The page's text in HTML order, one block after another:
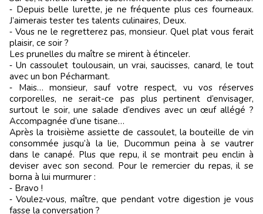
‑ Depuis belle lurette, je ne fréquente plus ces fourneaux.
J’aimerais tester tes talents culinaires, Deux.
‑ Vous ne le regretterez pas, monsieur. Quel plat vous ferait
plaisir, ce soir ?
Les prunelles du maître se mirent à étinceler.
‑ Un cassoulet toulousain, un vrai, saucisses, canard, le tout
avec un bon Pécharmant.
‑ Mais… monsieur, sauf votre respect, vu vos réserves
corporelles, ne serait-ce pas plus pertinent d’envisager,
surtout le soir, une salade d’endives avec un œuf allégé ?
Accompagnée d’une tisane…
Après la troisième assiette de cassoulet, la bouteille de vin
consommée jusqu’à la lie, Ducommun peina à se vautrer
dans le canapé. Plus que repu, il se montrait peu enclin à
deviser avec son second. Pour le remercier du repas, il se
borna à lui murmurer :
‑ Bravo !
‑ Voulez-vous, maître, que pendant votre digestion je vous
fasse la conversation ?